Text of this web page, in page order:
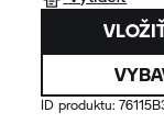
ID produktu: